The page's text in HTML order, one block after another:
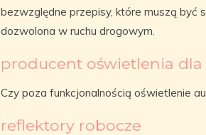
bezwzględne przepisy, które muszą być
dozwolona w ruchu drogowym.
producent oświetlenia
Czy poza funkcjonalnością oświetlenie
reflektory robocze